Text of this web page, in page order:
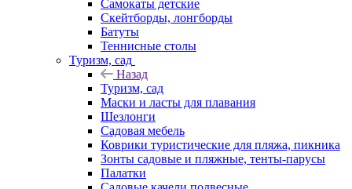
Самокаты детские
Скейтборды, лонгборды
Батуты
Теннисные столы
Туризм, сад
Назад
Туризм, сад
Маски и ласты для плавания
Шезлонги
Садовая мебель
Коврики туристические для пляжа, пикника
Зонты садовые и пляжные, тенты-парусы
Палатки